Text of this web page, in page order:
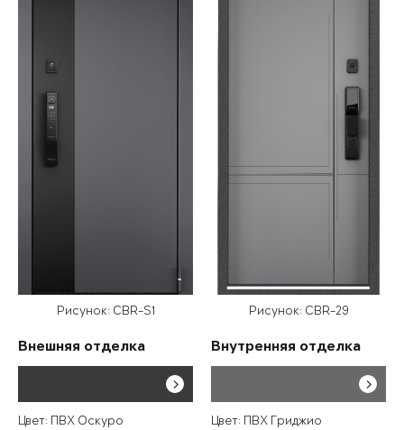
Рисунок: CBR-S1
Внешняя отделка
Цвет: ПВХ Оскуро
Рисунок: CBR-29
Внутренняя отделка
Цвет: ПВХ Гриджио